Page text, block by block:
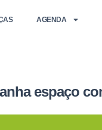
AGENDA
espaço